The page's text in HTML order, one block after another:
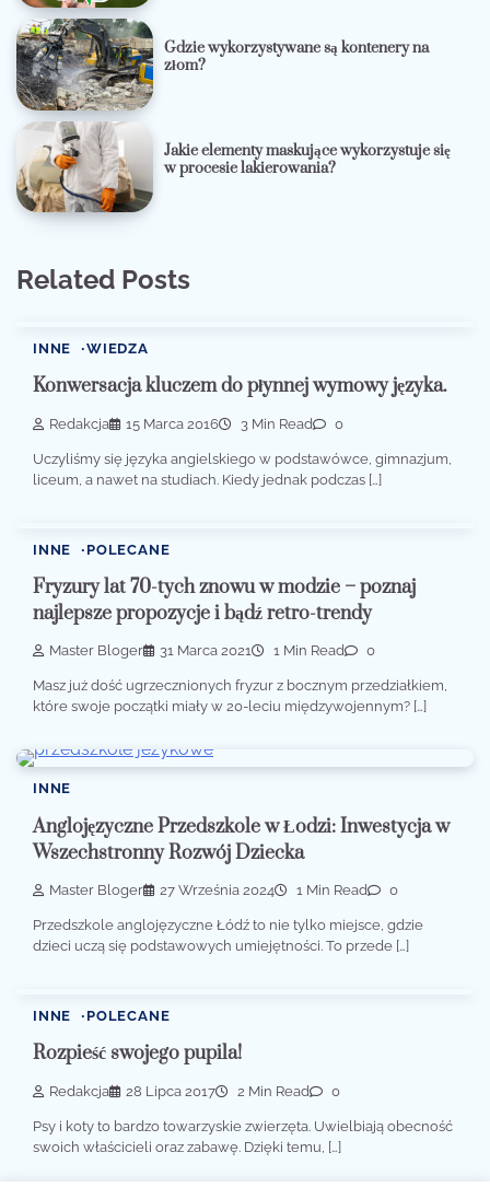
Gdzie wykorzystywane są kontenery na
złom?
Jakie elementy maskujące wykorzystuje się
w procesie lakierowania?
Related Posts
INNE WIEDZA
Konwersacja kluczem do płynnej wymowy języka.
Redakcja 15 Marca 2016 3 Min Read 0
Uczyliśmy się języka angielskiego w podstawówce, gimnazjum,
liceum, a nawet na studiach. Kiedy jednak podczas […]
INNE POLECANE
Fryzury lat 70-tych znowu w modzie – poznaj
najlepsze propozycje i bądź retro-trendy
Master Bloger 31 Marca 2021 1 Min Read 0
Masz już dość ugrzecznionych fryzur z bocznym przedziałkiem,
które swoje początki miały w 20-leciu międzywojennym? […]
INNE
Anglojęzyczne Przedszkole w Łodzi: Inwestycja w
Wszechstronny Rozwój Dziecka
Master Bloger 27 Września 2024 1 Min Read 0
Przedszkole anglojęzyczne Łódź to nie tylko miejsce, gdzie
dzieci uczą się podstawowych umiejętności. To przede […]
INNE POLECANE
Rozpieść swojego pupila!
Redakcja 28 Lipca 2017 2 Min Read 0
Psy i koty to bardzo towarzyskie zwierzęta. Uwielbiają obecność
swoich właścicieli oraz zabawę. Dzięki temu, […]